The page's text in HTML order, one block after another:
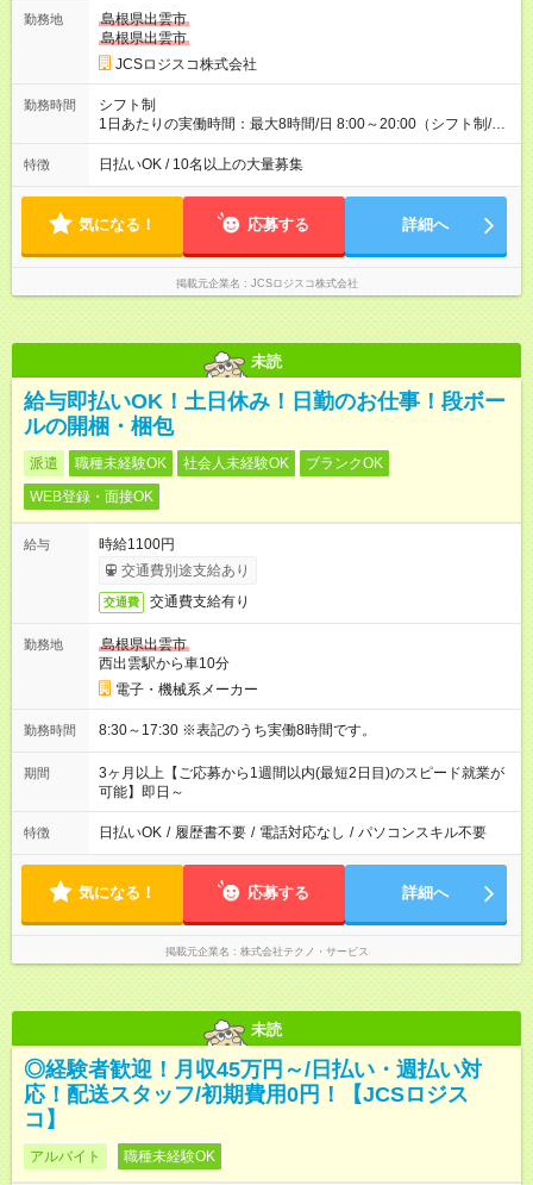
万円／週6日稼働 ・地方郊外エリア 月収40万円／週5日稼働 月
収40万円~50万円／週6日稼働 ＜モデルイメージ＞ ■月収50万
円 (27歳男性/江東区在住)※元建築関係 1日150個配達×25日勤務
(日休み) ■月収80万円(43歳男性/墨田区在住)※元営業 1日200個
勤務地
島根県出雲市
島根県出雲市
JCSロジスコ株式会社
勤務時間
シフト制
1日あたりの実働時間：最大8時間/日 8:00～20:00（シフト制/実
働8時間） ※週5日勤務（場所次第では週4も有り） ※配達状況に
よって時間外での勤務可能性有り ※案件により多少の前後あり
特徴 日払いOK / 10名以上の大量募集
気になる！ 応募する 詳細へ
掲載元企業名 JCSロジスコ株式会社
未読
給与即払いOK！土日休み！日勤のお仕事！段ボー
ルの開梱・梱包
派遣 職種未経験OK 社会人未経験OK
ブランクOK
WEB登録・面接OK
給与
時給1100円
交通費別途支給あり
交通費 交通費支給有り
勤務地
島根県出雲市
西出雲駅から車10分
電子・機械系メーカー
勤務時間 8:30～17:30 ※表記のうち実働8時間です。
期間
3ヶ月以上【ご応募から1週間以内(最短2日目)のスピード就業が
可能】即日～
特徴 日払いOK / 履歴書不要 / 電話対応なし / パソコンスキル不要
気になる！ 応募する 詳細へ
掲載元企業名 株式会社テクノ・サービス
未読
◎経験者歓迎！月収45万円～/日払い・週払い対
応！配送スタッフ/初期費用0円！【JCSロジス
コ】
アルバイト 職種未経験OK